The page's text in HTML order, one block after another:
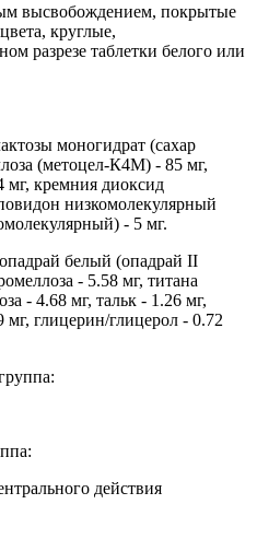
высвобождением, покрытые
круглые,
разрезе таблетки белого или
моногидрат (сахар
(метоцел-К4М) - 85 мг,
мг, кремния диоксид
низкомолекулярный
- 5 мг.
белый (опадрай II
- 5.58 мг, титана
- 4.68 мг, тальк - 1.26 мг,
мг, глицерин/глицерол - 0.72
действия